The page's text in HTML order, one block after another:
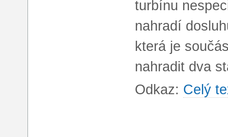
turbínu
nahradí
která je
nahradit dva
Odkaz: Celý